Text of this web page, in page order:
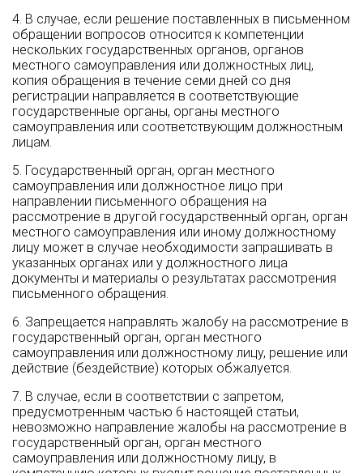
4. В случае, если решение поставленных в письменном
обращении вопросов относится к компетенции
нескольких государственных органов, органов
местного самоуправления или должностных лиц,
копия обращения в течение семи дней со дня
регистрации направляется в соответствующие
государственные органы, органы местного
самоуправления или соответствующим должностным
лицам.
5. Государственный орган, орган местного
самоуправления или должностное лицо при
направлении письменного обращения на
рассмотрение в другой государственный орган, орган
местного самоуправления или иному должностному
лицу может в случае необходимости запрашивать в
указанных органах или у должностного лица
документы и материалы о результатах рассмотрения
письменного обращения.
6. Запрещается направлять жалобу на рассмотрение в
государственный орган, орган местного
самоуправления или должностному лицу, решение или
действие (бездействие) которых обжалуется.
7. В случае, если в соответствии с запретом,
предусмотренным частью 6 настоящей статьи,
невозможно направление жалобы на рассмотрение в
государственный орган, орган местного
самоуправления или должностному лицу, в